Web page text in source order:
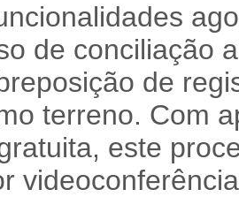
de conciliação
de
terreno. Com
este